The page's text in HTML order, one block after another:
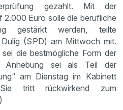
gezahlt. Mit der
2.000 Euro solle die berufliche
gestärkt werden, teilte
(SPD) am Mittwoch mit.
die bestmögliche Form der
Anhebung sei als Teil der
am Dienstag im Kabinett
tritt rückwirkend zum